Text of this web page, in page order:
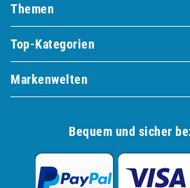
Themen
Top-Kategorien
Markenwelten
Bequem und sicher